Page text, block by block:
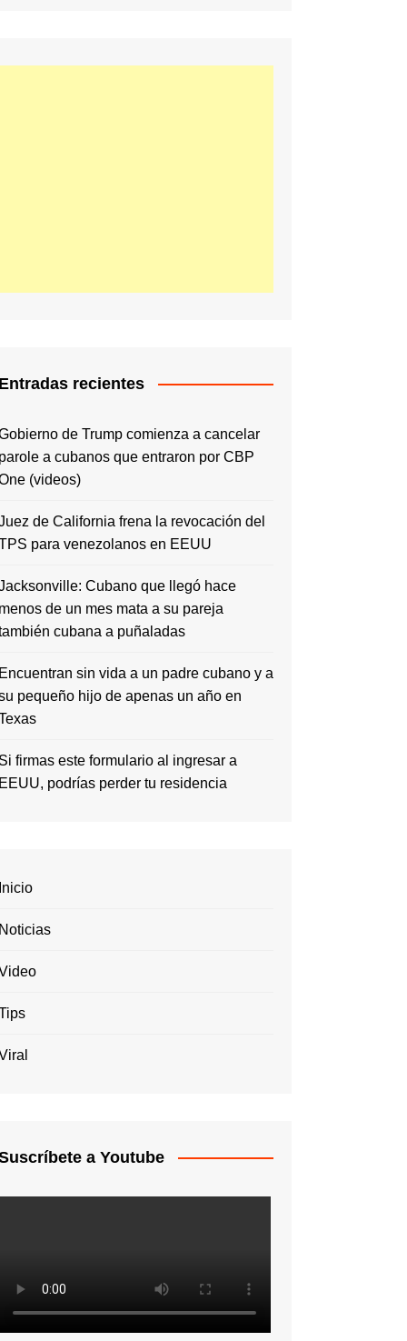
Entradas recientes
de Trump comienza a cancelar
parole a cubanos que entraron por CBP
(videos)
de California frena la revocación del
para venezolanos en EEUU
Cubano que llegó hace
menos de un mes mata a su pareja
cubana a puñaladas
Encuentran sin vida a un padre cubano y a
pequeño hijo de apenas un año en
Si firmas este formulario al ingresar a
EEUU, podrías perder tu residencia
Inicio
Noticias
a Youtube